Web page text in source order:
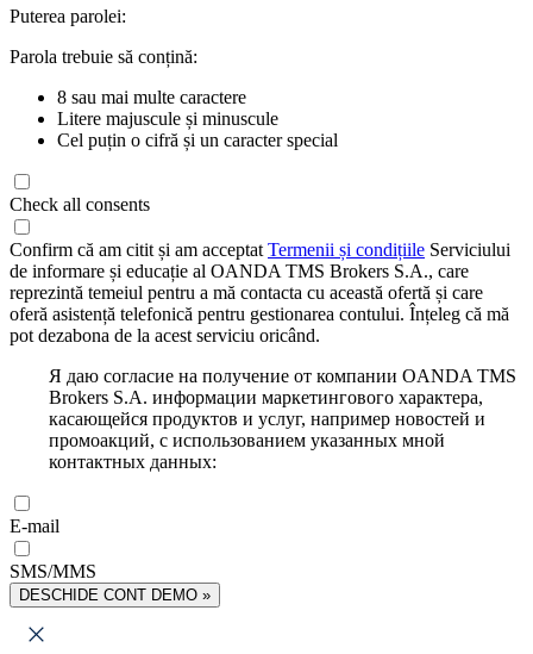
Puterea parolei:
Parola trebuie să conțină:
8 sau mai multe caractere
Litere majuscule și minuscule
Cel puțin o cifră și un caracter special
Check all consents
Confirm că am citit și am acceptat Termenii și condițiile Serviciului
de informare și educație al OANDA TMS Brokers S.A., care
reprezintă temeiul pentru a mă contacta cu această ofertă și care
oferă asistență telefonică pentru gestionarea contului. Înțeleg că mă
pot dezabona de la acest serviciu oricând.
Я даю согласие на получение от компании OANDA TMS
Brokers S.A. информации маркетингового характера,
касающейся продуктов и услуг, например новостей и
промоакций, с использованием указанных мной
контактных данных:
E-mail
SMS/MMS
DESCHIDE CONT DEMO »